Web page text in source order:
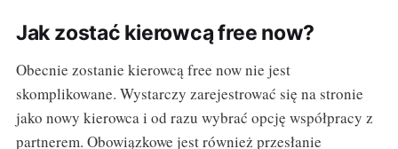
Jak zostać kierowcą free now?
Obecnie zostanie kierowcą free now nie jest
skomplikowane. Wystarczy zarejestrować się na stronie
jako nowy kierowca i od razu wybrać opcję współpracy z
partnerem. Obowiązkowe jest również przesłanie